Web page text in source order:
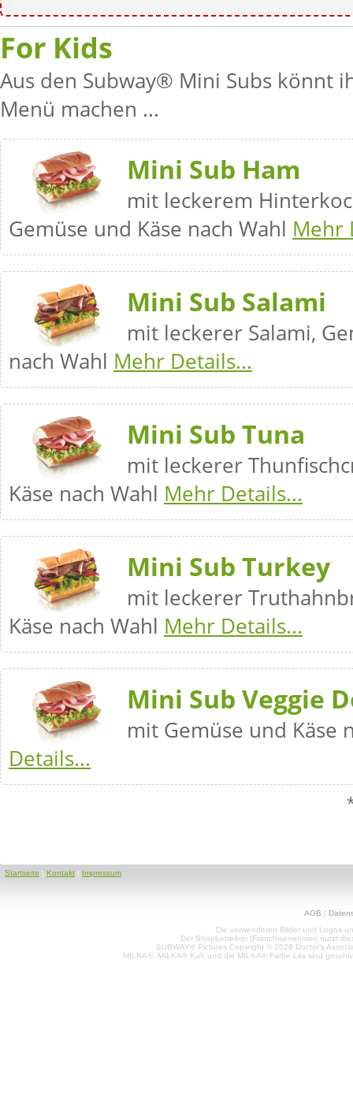
For Kids
Aus den Subway® Mini Subs könnt
Menü machen ...
Mini Sub Ham
mit leckerem
Gemüse und Käse nach Wahl Mehr
Mini Sub Salami
mit leckerer Salami,
nach Wahl Mehr Details...
Mini Sub Tuna
mit leckerer
Käse nach Wahl Mehr Details...
Mini Sub Turkey
mit leckerer
Käse nach Wahl Mehr Details...
Mini Sub Veggie
mit Gemüse und Käse
Details...
Startseite | Kontakt | Impressum
AGB |
Die verwendeten Bilder und Logos
Der Shopbetreiber (Franchisenehmer) nutzt
SUBWAY® Pictures Copyright © 2026 Doctor's
MILKA®, MILKA® Kuh und die MILKA® Farbe Lila sind